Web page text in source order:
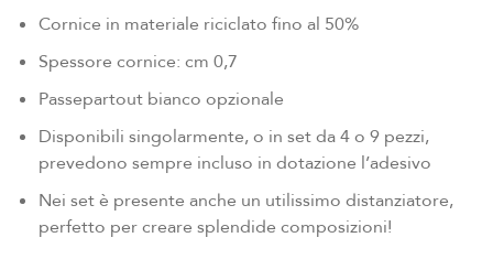
Cornice in materiale riciclato fino al 50%
Spessore cornice: cm 0,7
Passepartout bianco opzionale
Disponibili singolarmente, o in set da 4 o 9 pezzi,
prevedono sempre incluso in dotazione l’adesivo
Nei set è presente anche un utilissimo distanziatore,
perfetto per creare splendide composizioni!